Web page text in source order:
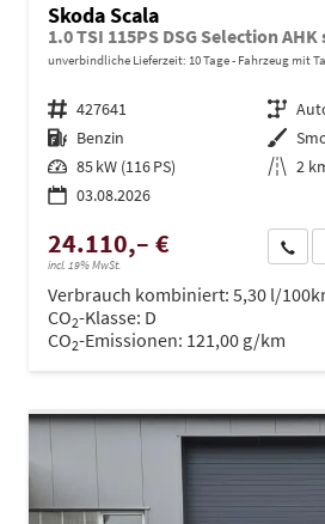
Skoda Scala
unverbindliche Lieferzeit: 10 Tage Fahrzeug mit
Fahrzeugnr. 427641 Getriebe
Kraftstoff Benzin Außenfarbe
Leistung 85 kW (116 PS) Kilometerstand 2
03.08.2026
24.110,– €
incl. 19% MwSt.
Wir
Verbrauch kombiniert: 5,30 l/
CO2-Klasse: D
CO2-Emissionen: 121,00 g/km